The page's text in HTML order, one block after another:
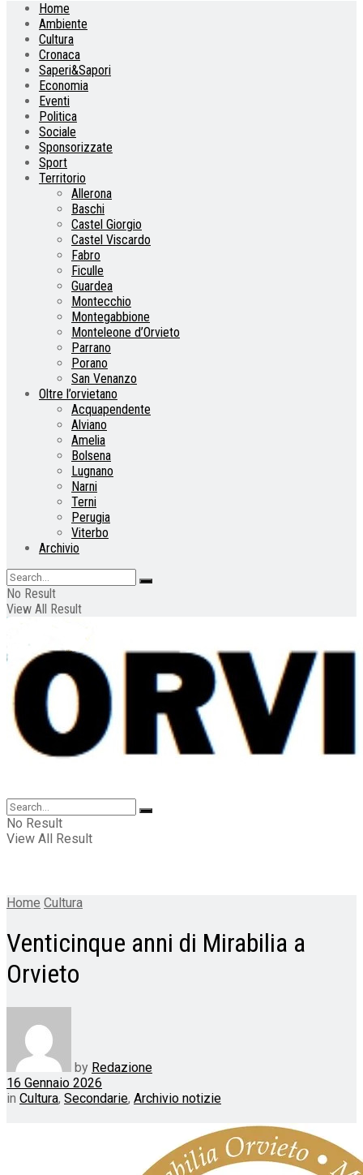
Home
Ambiente
Cultura
Cronaca
Saperi&Sapori
Economia
Eventi
Politica
Sociale
Sponsorizzate
Sport
Territorio
Allerona
Baschi
Castel Giorgio
Castel Viscardo
Fabro
Ficulle
Guardea
Montecchio
Montegabbione
Monteleone d’Orvieto
Parrano
Porano
San Venanzo
Oltre l’orvietano
Acquapendente
Alviano
Amelia
Bolsena
Lugnano
Narni
Terni
Perugia
Viterbo
Archivio
No Result
View All Result
No Result
View All Result
Home Cultura
Venticinque anni di Mirabilia a
Orvieto
by Redazione
16 Gennaio 2026
in Cultura, Secondarie, Archivio notizie